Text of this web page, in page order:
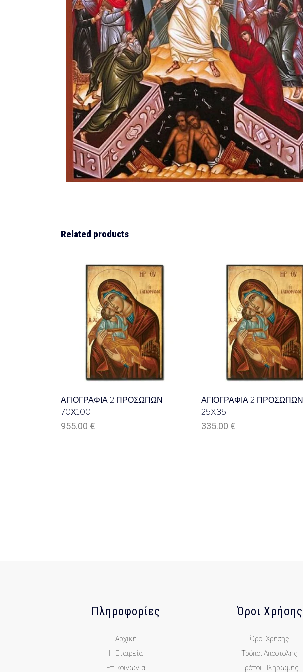
Related products
ΑΓΙΟΓΡΑΦΙΑ 2 ΠΡΟΣΩΠΩΝ
70Χ100
955.00 €
ΑΓΙΟΓΡΑΦΙΑ 2 ΠΡΟΣΩΠΩΝ
25X35
335.00 €
Πληροφορίες
Αρχική
Η Εταιρεία
Επικοινωνία
Όροι Χρήσης
Όροι Χρήσης
Τρόποι Αποστολής
Τρόποι Πληρωμής